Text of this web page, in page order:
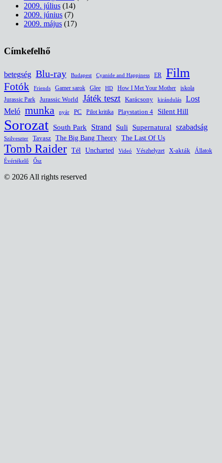
2009. július (14)
2009. június (7)
2009. május (17)
Címkefelhő
betegség Blu-ray Budapest Cyanide and Happiness ER Film
Fotók Friends Gamer sarok Glee HD How I Met Your Mother
iskola
Jurassic Park
Jurassic World Játék teszt Karácsony kirándulás Lost
Meló munka nyár PC Pilot kritika Playstation 4 Silent Hill
Sorozat South Park Strand Suli Supernatural szabadság
Szilveszter Tavasz The Big Bang Theory The Last Of Us
Tomb Raider Tél Uncharted Videó Vészhelyzet X-akták Állatok
Évértékelő Ősz
© 2026 All rights reserved